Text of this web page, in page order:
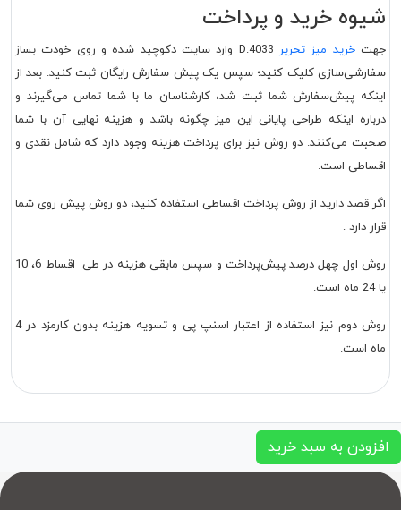
شیوه خرید و پرداخت
جهتخرید میز تحریر
D.4033 وارد سایت دکوچید شده و روی خودت بساز
سفارشی‌سازی کلیک کنید؛ سپس یک پیش سفارش رایگان ثبت کنید. بعد از
اینکه پیش‌سفارش شما ثبت شد، کارشناسان ما با شما تماس می‌گیرند و
درباره اینکه طراحی پایانی این میز چگونه باشد و هزینه نهایی آن با شما
صحبت می‌کنند. دو روش نیز برای پرداخت هزینه وجود دارد که شامل نقدی و
اقساطی است.
اگر قصد دارید از روش پرداخت اقساطی استفاده کنید، دو روش پیش روی شما
قرار دارد :
روش اول چهل درصد پیش‌پرداخت و سپس مابقی هزینه در طی اقساط 6، 10
یا 24 ماه است.
روش دوم نیز استفاده از اعتبار اسنپ پی و تسویه هزینه بدون کارمزد در 4
ماه است.
افزودن به سبد خرید